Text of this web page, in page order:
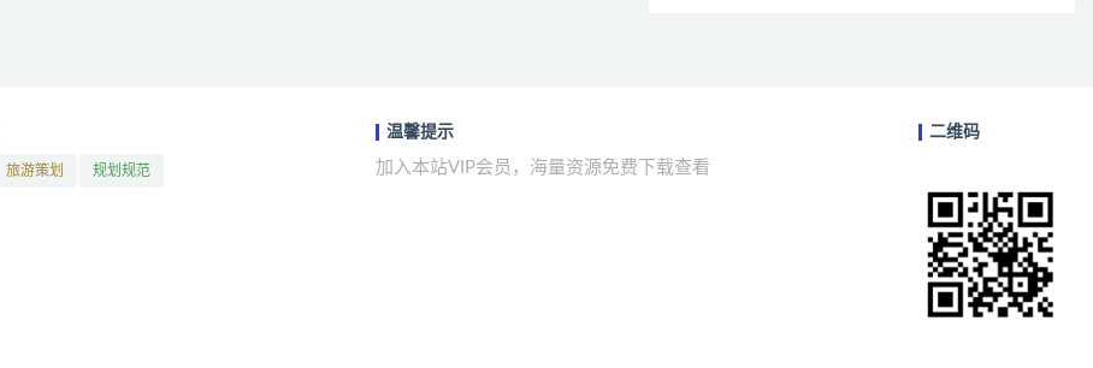
旅游策划 规划规范
温馨提示
加入本站VIP会员，海量资源免费下载查看
二维码